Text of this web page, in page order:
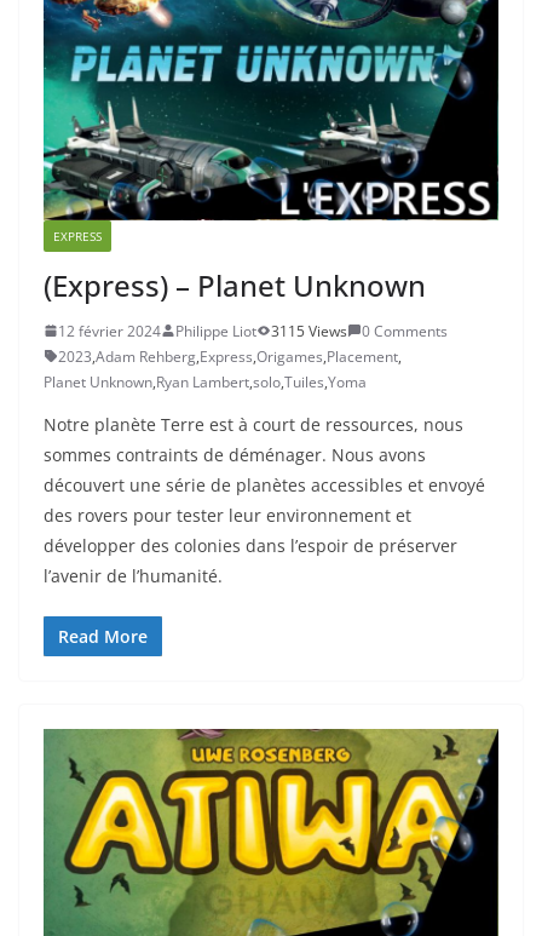
EXPRESS
(Express) – Planet Unknown
12 février 2024 Philippe Liot 3115 Views
0 Comments
2023,Adam Rehberg,Express,Origames,Placement,
Planet Unknown,Ryan Lambert,solo,Tuiles,Yoma
Notre planète Terre est à court de ressources, nous
sommes contraints de déménager. Nous avons
découvert une série de planètes accessibles et envoyé
des rovers pour tester leur environnement et
développer des colonies dans l’espoir de préserver
l’avenir de l’humanité.
Read More